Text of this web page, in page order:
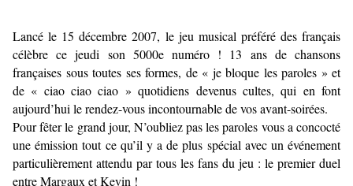
Lancé le 15 décembre 2007, le jeu musical préféré des français
célèbre ce jeudi son 5000e numéro ! 13 ans de chansons
françaises sous toutes ses formes, de « je bloque les paroles » et
de « ciao ciao ciao » quotidiens devenus cultes, qui en font
aujourd’hui le rendez-vous incontournable de vos avant-soirées.
Pour fêter le grand jour, N’oubliez pas les paroles vous a concocté
une émission tout ce qu’il y a de plus spécial avec un événement
particulièrement attendu par tous les fans du jeu : le premier duel
entre Margaux et Kevin !